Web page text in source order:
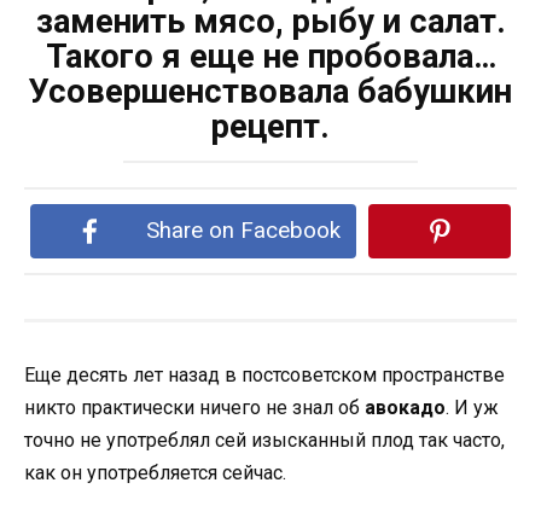
заменить мясо, рыбу и салат.
Такого я еще не пробовала…
Усовершенствовала бабушкин
рецепт.
Share on Facebook
Еще десять лет назад в постсоветском пространстве
никто практически ничего не знал об авокадо. И уж
точно не употреблял сей изысканный плод так часто,
как он употребляется сейчас.